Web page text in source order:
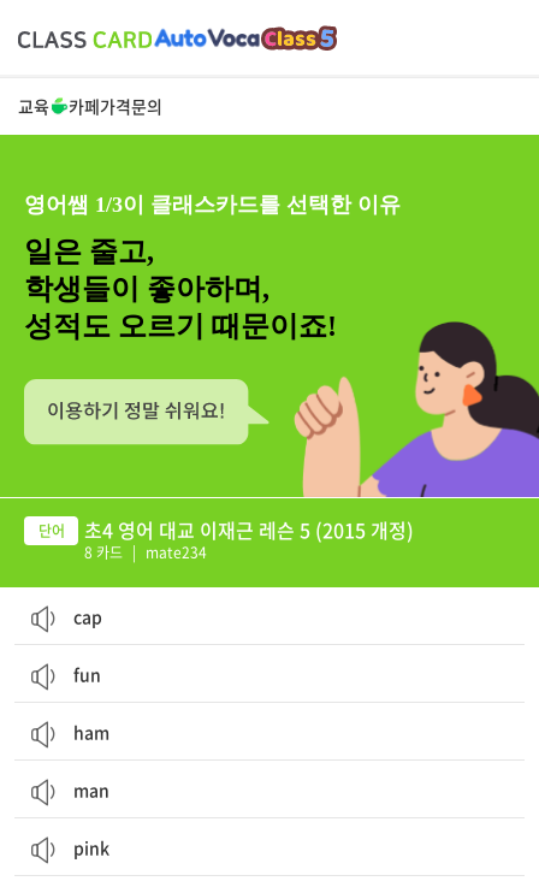
교육 카페가격문의
영어쌤 1/3이 클래스카드를 선택한 이유
일은 줄고,
학생들이 좋아하며,
성적도 오르기 때문이죠!
초4 영어 대교 이재근 레슨 5 (2015 개정)
8 카드 | mate234
cap
fun
ham
man
pink